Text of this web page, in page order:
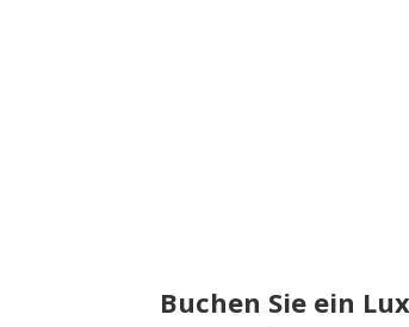
Buchen Sie ein